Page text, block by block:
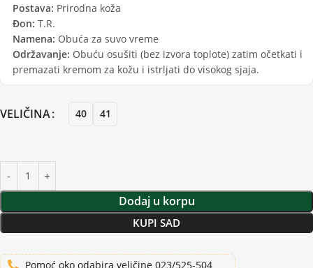
Postava: Prirodna koža
Đon: T.R.
Namena: Obuća za suvo vreme
Održavanje: Obuću osušiti (bez izvora toplote) zatim očetkati i
premazati kremom za kožu i istrljati do visokog sjaja.
VELIČINA 40 41
Dodaj u korpu
KUPI SAD
Pomoć oko odabira veličine 023/525-504